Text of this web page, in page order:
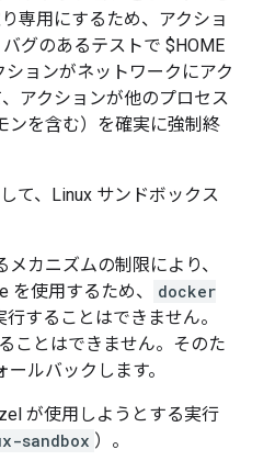
専用にするため、アクショ
グのあるテストで $HOME
ョンがネットワークにアク
アクションが他のプロセス
ンを含む）を確実に強制終
て、Linux サンドボックス
カニズムの制限により、
使用するため、
docker
行することはできません。
ことはできません。そのた
ルバックします。
が使用しようとする実行
sandbox ）。